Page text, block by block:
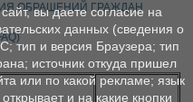
ОБРАЩЕНИЙ ГРАЖДАН
вы даете согласие на
данных (сведения о
тип и версия Браузера; тип
источник откуда пришел
или по какой рекламе; язык
и на какие кнопки